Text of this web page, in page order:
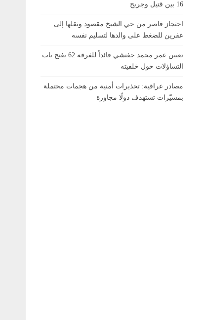
16 بين قتيل وجريح
احتجاز قاصر من حي الشيخ مقصود ونقلها إلى
عفرين للضغط على والدها لتسليم نفسه
تعيين عمر محمد جفتشي قائداً للفرقة 62 يفتح باب
التساؤلات حول خلفيته
مصادر عراقية: تحذيرات أمنية من هجمات محتملة
بمسيّرات تستهدف دولًا مجاورة